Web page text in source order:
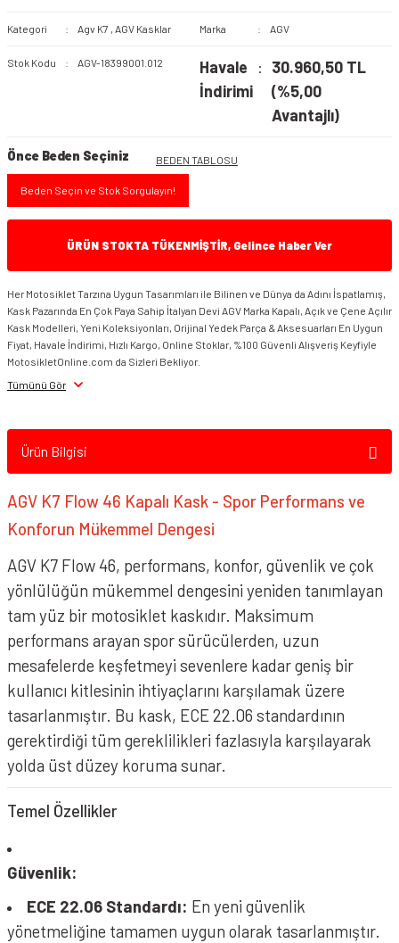
Kategori Agv K7 , AGV Kasklar Marka AGV
Stok Kodu AGV-18399001.012
Havale
İndirimi
30.960,50 TL
(%5,00
Avantajlı)
Önce Beden Seçiniz BEDEN TABLOSU
Beden Seçin ve Stok Sorgulayın!
ÜRÜN STOKTA TÜKENMİŞTİR, Gelince Haber Ver
Her Motosiklet Tarzına Uygun Tasarımları ile Bilinen ve Dünya da Adını İspatlamış,
Kask Pazarında En Çok Paya Sahip İtalyan Devi AGV Marka Kapalı, Açık ve Çene Açılır
Kask Modelleri, Yeni Koleksiyonları, Orijinal Yedek Parça & Aksesuarları En Uygun
Fiyat, Havale İndirimi, Hızlı Kargo, Online Stoklar, %100 Güvenli Alışveriş Keyfiyle
MotosikletOnline.com da Sizleri Bekliyor.
Tümünü Gör
Ürün Bilgisi
AGV K7 Flow 46 Kapalı Kask - Spor Performans ve
Konforun Mükemmel Dengesi
AGV K7 Flow 46, performans, konfor, güvenlik ve çok
yönlülüğün mükemmel dengesini yeniden tanımlayan
tam yüz bir motosiklet kaskıdır. Maksimum
performans arayan spor sürücülerden, uzun
mesafelerde keşfetmeyi sevenlere kadar geniş bir
kullanıcı kitlesinin ihtiyaçlarını karşılamak üzere
tasarlanmıştır. Bu kask, ECE 22.06 standardının
gerektirdiği tüm gereklilikleri fazlasıyla karşılayarak
yolda üst düzey koruma sunar.
Temel Özellikler
Güvenlik:
ECE 22.06 Standardı: En yeni güvenlik
yönetmeliğine tamamen uygun olarak tasarlanmıştır.